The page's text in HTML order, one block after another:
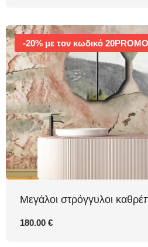
-20% με τον κωδικό 20PROMO
Μεγάλοι στρόγγυλοι
180.00 €